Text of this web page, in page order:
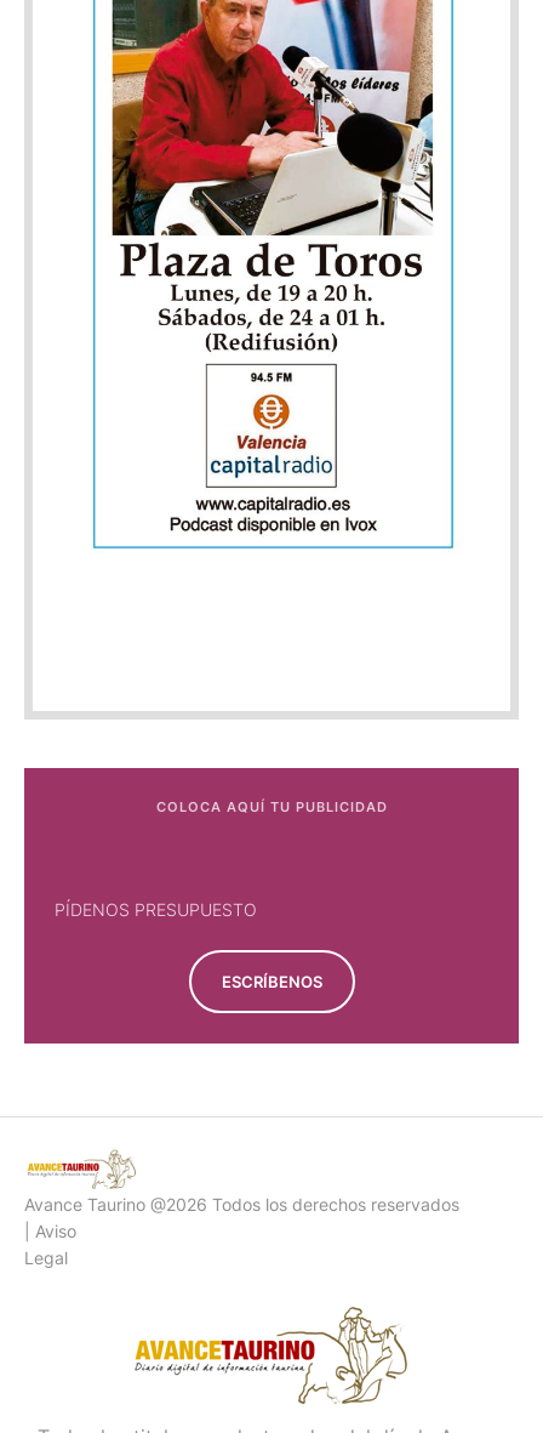
COLOCA AQUÍ TU PUBLICIDAD
PÍDENOS PRESUPUESTO
ESCRÍBENOS
Avance Taurino @2026 Todos los derechos reservados
| Aviso
Legal